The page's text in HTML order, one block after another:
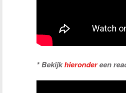
* Bekijkhierondereen